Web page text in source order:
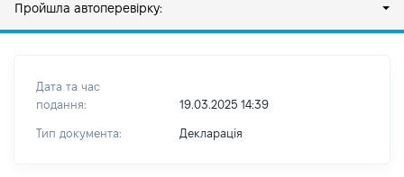
Пройшла автоперевірку:
Дата та час
подання:
19.03.2025 14:39
Тип документа: Декларація